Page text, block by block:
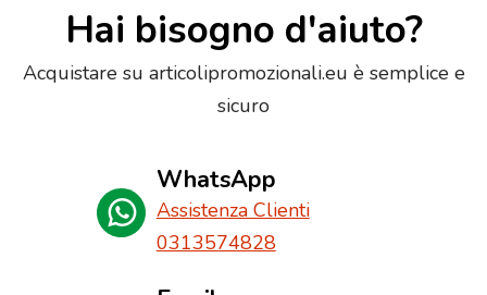
Hai bisogno d'aiuto?
Acquistare su articolipromozionali.eu è semplice e
sicuro
WhatsApp
Assistenza Clienti
0313574828